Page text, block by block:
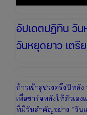
อัปเดตปฏิทิน วัน
วันหยุดยาว เตรี
ก้าวเข้าสู่ช่วงครึ่งปีหลั
เพื่อชาร์จพลังให้ตัวเอ
ที่มีวันสำคัญอย่าง “วัน